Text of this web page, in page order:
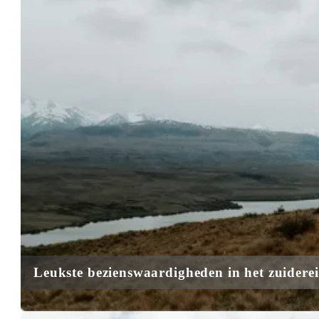
Leukste bezienswaardigheden in het